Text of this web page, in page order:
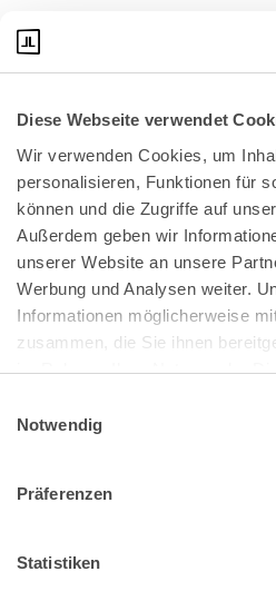
Diese Webseite verwendet
Wir verwenden Cookies, um
personalisieren, Funktionen für
können und die Zugriffe auf
Außerdem geben wir
unserer Website an unsere
Werbung und Analysen weiter.
Informationen möglicherweise
zusammen, die Sie ihnen
im Rahmen Ihrer Nutzung der
Impressum
Notwendig
Präferenzen
Statistiken
Bundeskanzlerplatz 2
53113 Bonn
Pressemitteilungen|AGB
Impressum|Datenschutz
Muster Widerrufsformular